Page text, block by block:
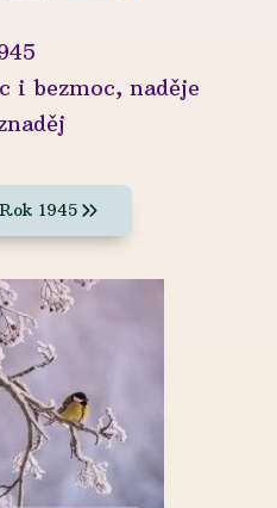
i bezmoc, naděje
1945